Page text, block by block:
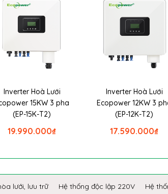
Inverter Hoà Lưới
15KW 3 pha
(EP-15K-T2)
₫
19.990.000
Inverter Hoà Lưới
Ecopower 12KW 3
(EP-12K-T2)
₫
17.590.000
lưới, lưu trữ Hệ thống độc lập 220V Hệ